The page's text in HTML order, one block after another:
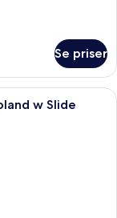
Se priser
barn med en
w Slide